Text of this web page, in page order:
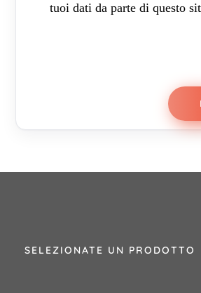
tuoi dati da parte di questo
SELEZIONATE UN PRODOTTO